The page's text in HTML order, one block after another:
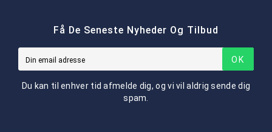
Få De Seneste Nyheder Og Tilbud
OK
Du kan til enhver tid afmelde dig, og vi vil aldrig sende dig
spam.